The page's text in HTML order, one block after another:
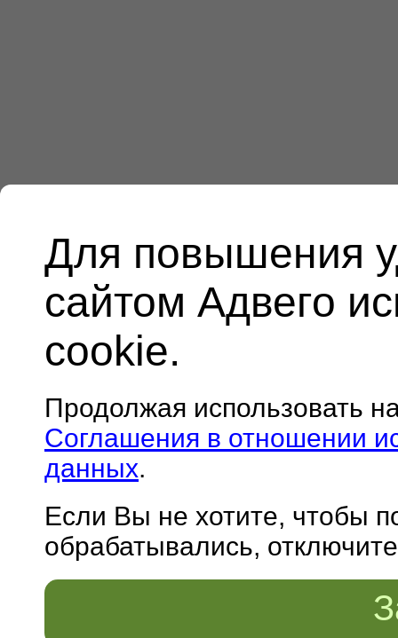
Для повышения
сайтом Адвего
cookie.
Продолжая использовать
Соглашения в отношении
данных.
Если Вы не хотите, чтобы
обрабатывались,